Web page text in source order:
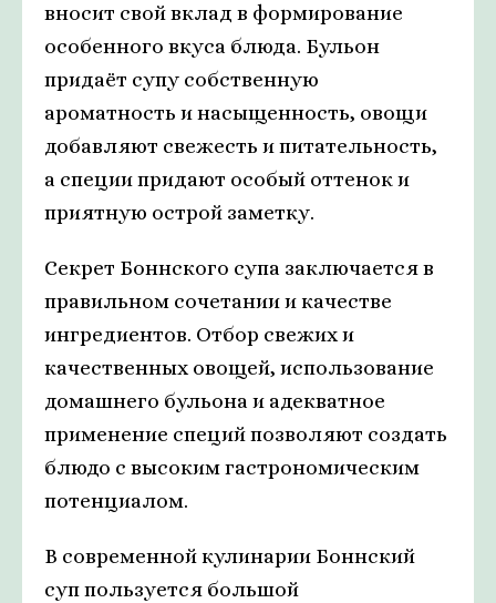
вносит свой вклад в формирование
особенного вкуса блюда. Бульон
придаёт супу собственную
ароматность и насыщенность, овощи
добавляют свежесть и питательность,
а специи придают особый оттенок и
приятную острой заметку.
Секрет Боннского супа заключается в
правильном сочетании и качестве
ингредиентов. Отбор свежих и
качественных овощей, использование
домашнего бульона и адекватное
применение специй позволяют создать
блюдо с высоким гастрономическим
потенциалом.
В современной кулинарии Боннский
суп пользуется большой